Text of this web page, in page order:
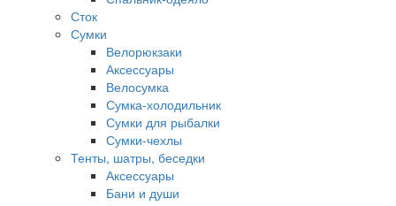
Сток
Сумки
Велорюкзаки
Аксессуары
Велосумка
Сумка-холодильник
Сумки для рыбалки
Сумки-чехлы
Тенты, шатры, беседки
Аксессуары
Бани и души